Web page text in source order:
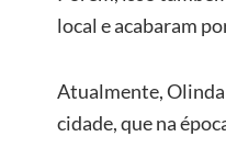
local e acabaram
Atualmente, Olinda
cidade, que na